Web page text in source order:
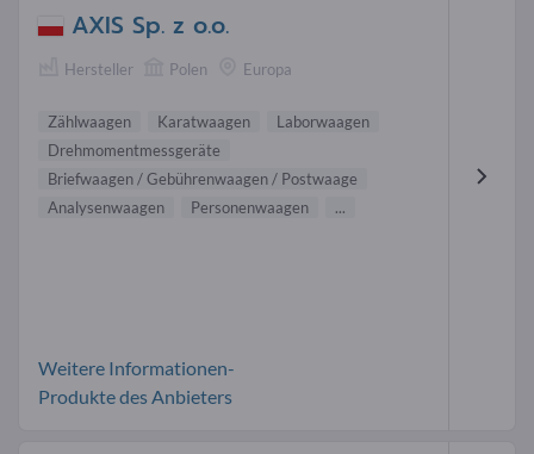
AXIS Sp. z o.o.
Hersteller Polen Europa
Zählwaagen Karatwaagen
Laborwaagen
Drehmomentmessgeräte
Briefwaagen / Gebührenwaagen / Postwaage
Analysenwaagen
Personenwaagen ...
Weitere Informationen-
Produkte des Anbieters